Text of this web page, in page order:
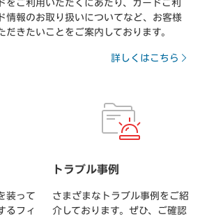
をご利用いただくにあたり、カードご利
情報のお取り扱いについてなど、お客様
だきたいことをご案内しております。
詳しくはこちら
装って
るフィ
トラブル事例
さまざまなトラブル事例をご紹
介しております。ぜひ、ご確認